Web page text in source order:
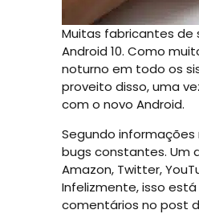
Muitas fabricantes de
Android 10. Como
noturno em todo os
proveito disso, uma
com o novo Android.
Segundo informações
bugs constantes. Um
Amazon, Twitter,
Infelizmente, isso
comentários no post